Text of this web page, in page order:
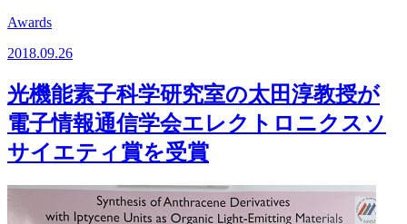
Awards
2018.09.26
光機能素子科学研究室の太田淳教授が
電子情報通信学会エレクトロニクスソ
サイエティ賞を受賞